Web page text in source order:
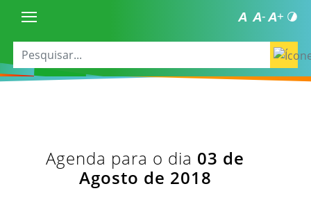
Agenda para o dia 03 de
Agosto de 2018